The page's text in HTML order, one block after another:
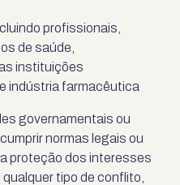
profissionais,
de saúde,
instituições
indústria farmacêutica
governamentais ou
normas legais ou
proteção dos interesses
tipo de conflito,